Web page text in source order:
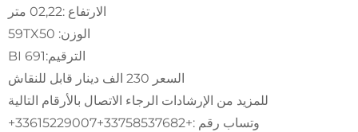
الارتفاع :02,22 متر
الوزن: 59TX50
الترقيم:BI 691
السعر 230 الف دينار قابل للنقاش
للمزيد من الإرشادات الرجاء الاتصال بالأرقام التالية
وتساب رقم :+33758537682+33615229007+